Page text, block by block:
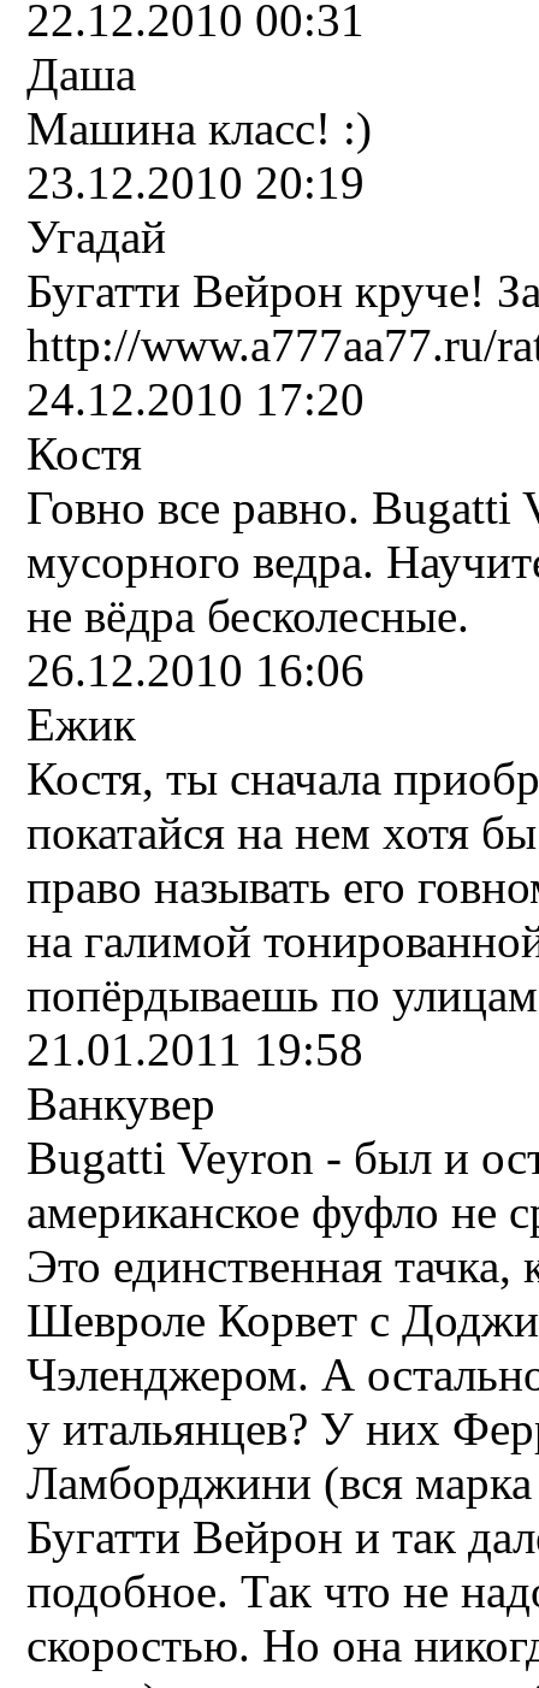
22.12.2010 00:31
Даша
Машина класс! :)
23.12.2010 20:19
Угадай
Бугатти Вейрон круче!
http://www.a777aa77.ru/
24.12.2010 17:20
Костя
Говно все равно. Bugatti
мусорного ведра.
не вёдра бесколесные.
26.12.2010 16:06
Ежик
Костя, ты сначала
покатайся на нем хотя
право называть его
на галимой
попёрдываешь по
21.01.2011 19:58
Ванкувер
Bugatti Veyron - был и
американское фуфло не
Это единственная
Шевроле Корвет с
Чэленджером. А
у итальянцев? У них
Ламборджини (вся
Бугатти Вейрон и так
подобное. Так что не
скоростью. Но она